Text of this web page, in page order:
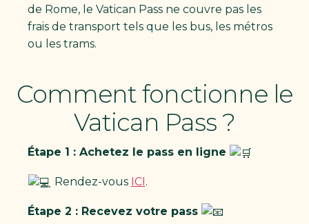
de Rome, le Vatican Pass ne couvre pas les
frais de transport tels que les bus, les métros
ou les trams.
Comment fonctionne le
Vatican Pass ?
Étape 1 : Achetez le pass en ligne
Rendez-vous ICI.
Étape 2 : Recevez votre pass